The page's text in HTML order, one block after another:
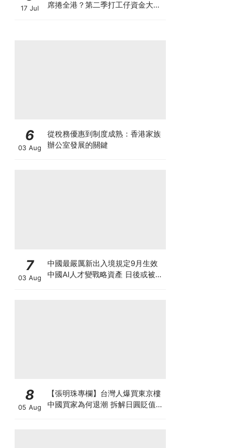
17 Jul
席捲全港？第二季打工仔資金大遷
6
03 Aug
從稅務優惠到制度成熟：香港家族
辦公室發展的關鍵
7
03 Aug
中國最嚴厲新出入境規定9月生效
中國AI人才變戰略資產 日後或被嚴
8
05 Aug
【張明珠專欄】台灣人爆買東京樓
中國買家為何退潮 拆解日圓貶值與